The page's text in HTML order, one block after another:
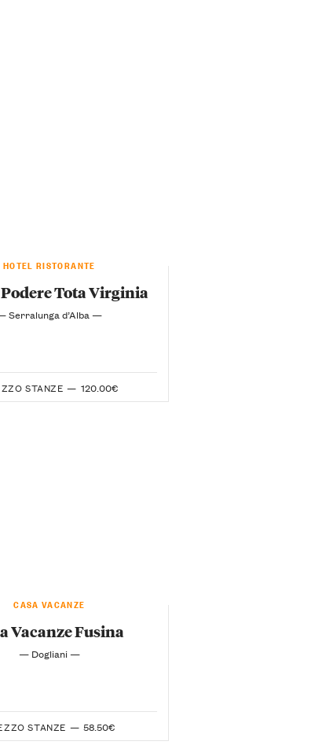
HOTEL RISTORANTE
Tota Virginia
Serralunga d’Alba —
STANZE — 120.00€
CASA VACANZE
Vacanze Fusina
— Dogliani —
STANZE — 58.50€